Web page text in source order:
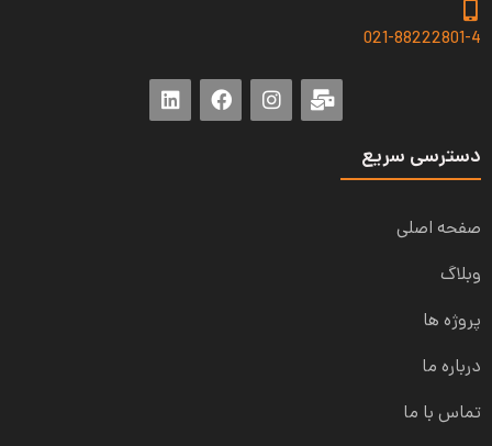
021-88222801-4
دسترسی سریع
صفحه اصلی
وبلاگ
پروژه ها
درباره ما
تماس با ما